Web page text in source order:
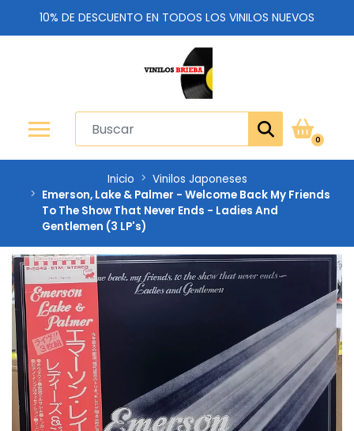
10% DE DESCUENTO EN TODOS LOS VINILOS NUEVOS
0
Inicio
Vinilos Japoneses
Emerson, Lake & Palmer - Welcome Back My Friends
To The Show That Never Ends - Ladies And
Gentlemen (3 LP's)